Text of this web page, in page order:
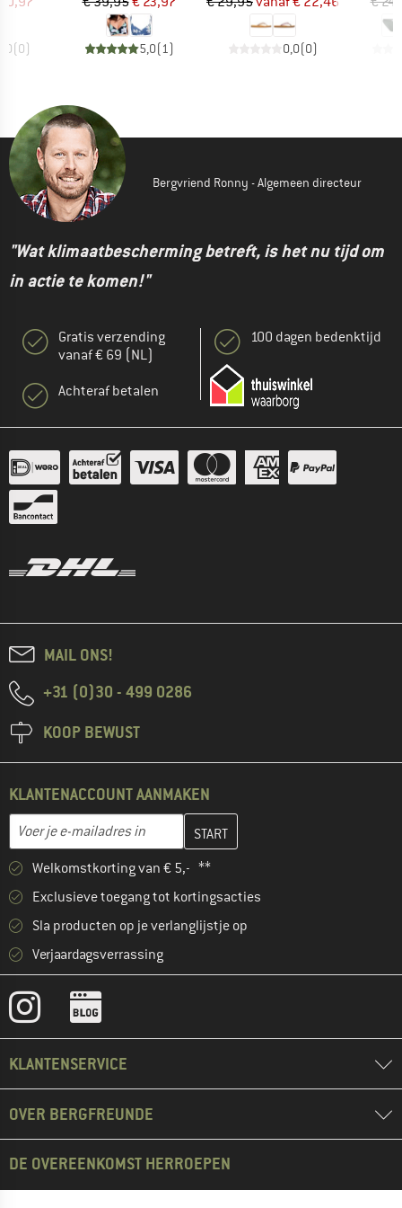
(0) 5,0(1) 0,0(0)
Bergvriend Ronny - Algemeen directeur
"Wat klimaatbescherming betreft, is het nu tijd om
in actie te komen!"
Gratis verzending
vanaf € 69 (NL)
Achteraf betalen
100 dagen bedenktijd
MAIL ONS!
+31 (0)30 - 499 0286
KOOP BEWUST
KLANTENACCOUNT AANMAKEN
E-mailadres
Vul je e-mailadres hier in en maak in de volgende stap je
Welkomstkorting van € 5,- **
Exclusieve toegang tot kortingsacties
Sla producten op je verlanglijstje op
Verjaardagsverrassing
KLANTENSERVICE
OVER BERGFREUNDE
DE OVEREENKOMST HERROEPEN